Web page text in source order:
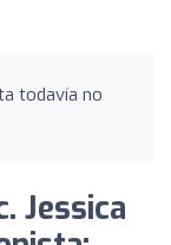
todavía no
Jessica